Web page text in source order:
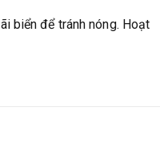
biển để tránh nóng. Hoạt